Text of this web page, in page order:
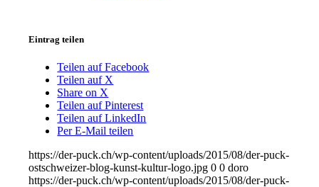
Eintrag teilen
Teilen auf Facebook
Teilen auf X
Share on X
Teilen auf Pinterest
Teilen auf LinkedIn
Per E-Mail teilen
https://der-puck.ch/wp-content/uploads/2015/08/der-puck-
ostschweizer-blog-kunst-kultur-logo.jpg 0 0 doro
https://der-puck.ch/wp-content/uploads/2015/08/der-puck-